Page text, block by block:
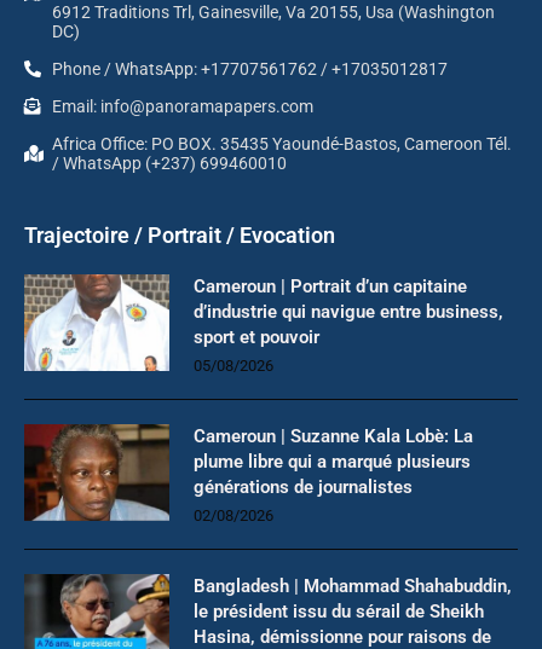
6912 Traditions Trl, Gainesville, Va 20155, Usa (Washington
DC)
Phone / WhatsApp: +17707561762 / +17035012817
Email: info@panoramapapers.com
Africa Office: PO BOX. 35435 Yaoundé-Bastos, Cameroon Tél.
/ WhatsApp (+237) 699460010
Trajectoire / Portrait / Evocation
Cameroun | Portrait d’un capitaine
d’industrie qui navigue entre business,
sport et pouvoir
05/08/2026
Cameroun | Suzanne Kala Lobè: La
plume libre qui a marqué plusieurs
générations de journalistes
02/08/2026
Bangladesh | Mohammad Shahabuddin,
le président issu du sérail de Sheikh
Hasina, démissionne pour raisons de